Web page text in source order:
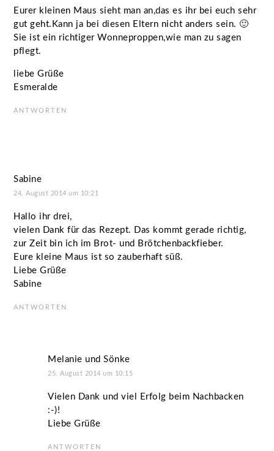
Eurer kleinen Maus sieht man an,das es ihr bei euch sehr
gut geht.Kann ja bei diesen Eltern nicht anders sein. 🙂
Sie ist ein richtiger Wonneproppen,wie man zu sagen
pflegt.
liebe Grüße
Esmeralde
ANTWORTEN
Sabine
24. August 2014 um 10:21
Hallo ihr drei,
vielen Dank für das Rezept. Das kommt gerade richtig,
zur Zeit bin ich im Brot- und Brötchenbackfieber.
Eure kleine Maus ist so zauberhaft süß.
Liebe Grüße
Sabine
ANTWORTEN
Melanie und Sönke
25. August 2014 um 10:15
Vielen Dank und viel Erfolg beim Nachbacken
:-)!
Liebe Grüße
ANTWORTEN